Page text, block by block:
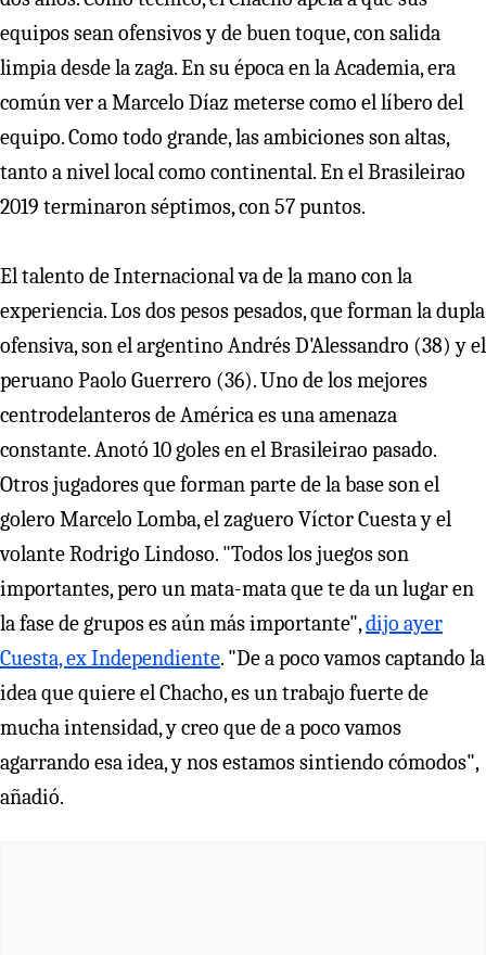
equipos sean ofensivos y de buen toque, con salida
limpia desde la zaga. En su época en la Academia, era
común ver a Marcelo Díaz meterse como el líbero del
equipo. Como todo grande, las ambiciones son altas,
tanto a nivel local como continental. En el Brasileirao
2019 terminaron séptimos, con 57 puntos.
El talento de Internacional va de la mano con la
experiencia. Los dos pesos pesados, que forman la dupla
ofensiva, son el argentino Andrés D'Alessandro (38) y el
peruano Paolo Guerrero (36). Uno de los mejores
centrodelanteros de América es una amenaza
constante. Anotó 10 goles en el Brasileirao pasado.
Otros jugadores que forman parte de la base son el
golero Marcelo Lomba, el zaguero Víctor Cuesta y el
volante Rodrigo Lindoso. "Todos los juegos son
importantes, pero un mata-mata que te da un lugar en
la fase de grupos es aún más importante",dijo ayer
Cuesta, ex Independiente. "De a poco vamos captando la
idea que quiere el Chacho, es un trabajo fuerte de
mucha intensidad, y creo que de a poco vamos
agarrando esa idea, y nos estamos sintiendo cómodos",
añadió.